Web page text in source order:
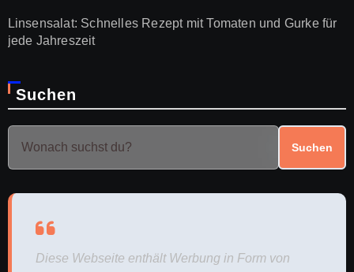
Linsensalat: Schnelles Rezept mit Tomaten und Gurke für
jede Jahreszeit
Suchen
Suchen
Diese Webseite enthält Werbung in Form von